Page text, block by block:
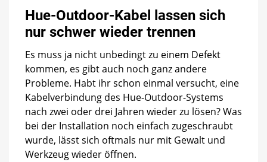
Hue-Outdoor-Kabel lassen sich
nur schwer wieder trennen
Es muss ja nicht unbedingt zu einem Defekt
kommen, es gibt auch noch ganz andere
Probleme. Habt ihr schon einmal versucht, eine
Kabelverbindung des Hue-Outdoor-Systems
nach zwei oder drei Jahren wieder zu lösen? Was
bei der Installation noch einfach zugeschraubt
wurde, lässt sich oftmals nur mit Gewalt und
Werkzeug wieder öffnen.